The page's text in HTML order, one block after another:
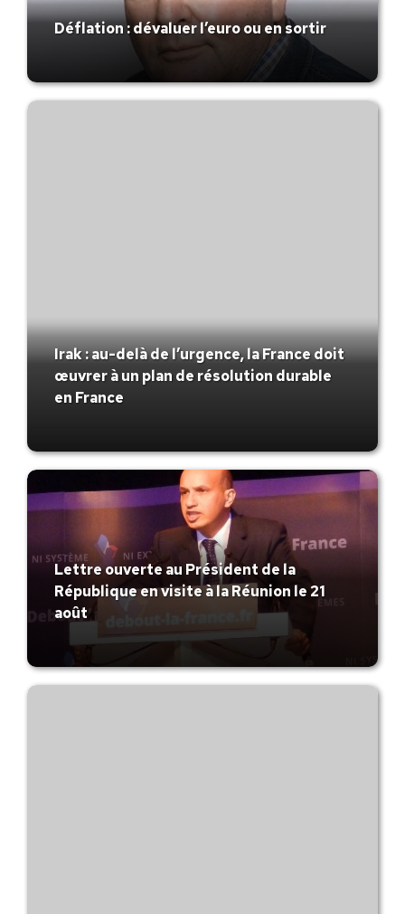
Déflation : dévaluer l’euro ou en sortir
Irak : au-delà de l’urgence, la France doit
œuvrer à un plan de résolution durable
en France
Lettre ouverte au Président de la
République en visite à la Réunion le 21
août